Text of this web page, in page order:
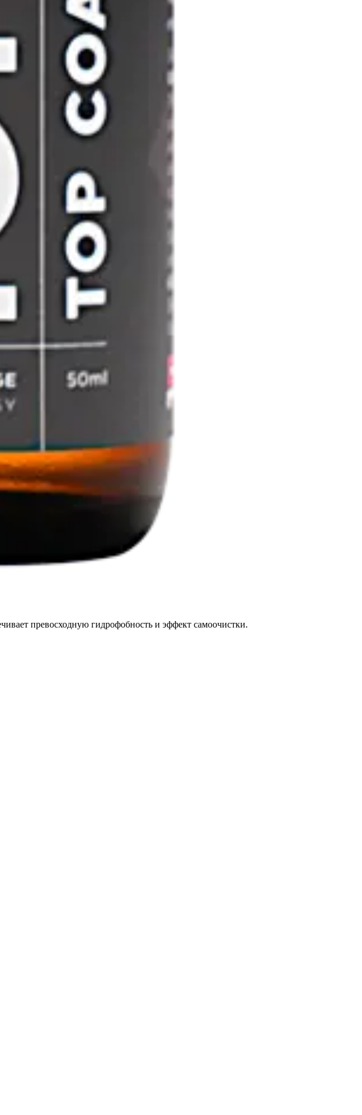
превосходную гидрофобность и эффект самоочистки.